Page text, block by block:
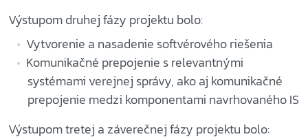
Výstupom druhej fázy projektu bolo:
Vytvorenie a nasadenie softvérového riešenia
Komunikačné prepojenie s relevantnými
systémami verejnej správy, ako aj komunikačné
prepojenie medzi komponentami navrhovaného IS
Výstupom tretej a záverečnej fázy projektu bolo: